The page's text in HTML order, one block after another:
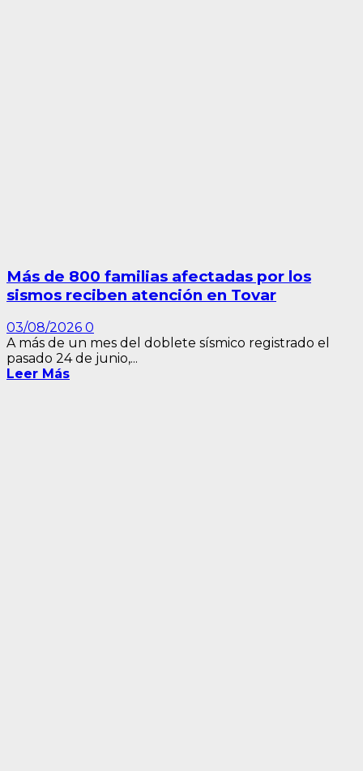
Más de 800 familias afectadas por los
sismos reciben atención en Tovar
03/08/2026 0
A más de un mes del doblete sísmico registrado el
pasado 24 de junio,...
Leer Más